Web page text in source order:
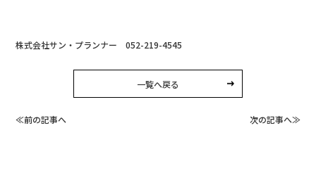
株式会社サン・プランナー 052-219-4545
一覧へ戻る
≪前の記事へ 次の記事へ≫